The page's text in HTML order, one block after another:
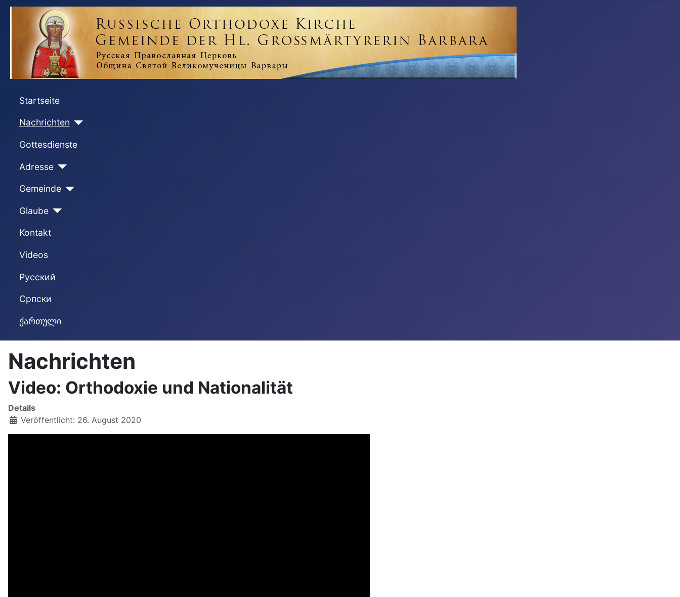
Startseite
Nachrichten
Gottesdienste
Adresse
Gemeinde
Glaube
Kontakt
Videos
Русский
Cрпски
ქართული
Nachrichten
Video: Orthodoxie und Nationalität
Details
Veröffentlicht: 26. August 2020